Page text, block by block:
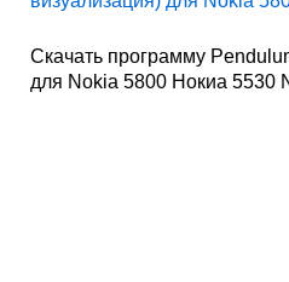
Скачать программу
для Nokia 5800 Нокиа 5530